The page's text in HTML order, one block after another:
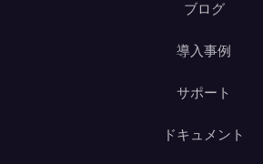
ブログ
導入事例
サポート
ドキュメント